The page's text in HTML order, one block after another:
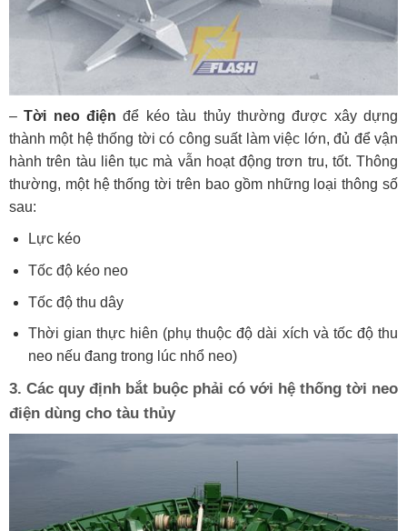
–Tời neo điện để kéo tàu thủy thường được xây dựng
thành một hệ thống tời có công suất làm việc lớn, đủ để vận
hành trên tàu liên tục mà vẫn hoạt động trơn tru, tốt. Thông
thường, một hệ thống tời trên bao gồm những loại thông số
sau:
Lực kéo
Tốc độ kéo neo
Tốc độ thu dây
Thời gian thực hiên (phụ thuộc độ dài xích và tốc độ thu
neo nếu đang trong lúc nhổ neo)
3. Các quy định bắt buộc phải có với hệ thống tời neo
điện dùng cho tàu thủy